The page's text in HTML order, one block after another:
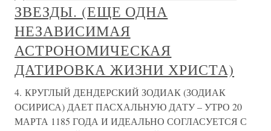
ЗВЕЗДЫ. (ЕЩЕ ОДНА
НЕЗАВИСИМАЯ
АСТРОНОМИЧЕСКАЯ
ДАТИРОВКА ЖИЗНИ ХРИСТА)
4. КРУГЛЫЙ ДЕНДЕРСКИЙ ЗОДИАК (ЗОДИАК
ОСИРИСА) ДАЕТ ПАСХАЛЬНУЮ ДАТУ – УТРО 20
МАРТА 1185 ГОДА И ИДЕАЛЬНО СОГЛАСУЕТСЯ С